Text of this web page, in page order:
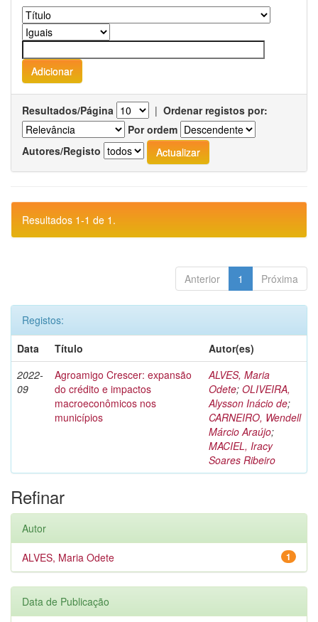
Resultados/Página | Ordenar registos por:
Por ordem
Autores/Registo
Resultados 1-1 de 1.
Anterior 1 Próxima
Registos:
Data
Título
Autor(es)
2022-
09
Agroamigo Crescer: expansão
do crédito e impactos
macroeconômicos nos
municípios
ALVES, Maria
Odete; OLIVEIRA,
Alysson Inácio de;
CARNEIRO, Wendell
Márcio Araújo;
MACIEL, Iracy
Soares Ribeiro
Refinar
Autor
1
ALVES, Maria Odete
Data de Publicação